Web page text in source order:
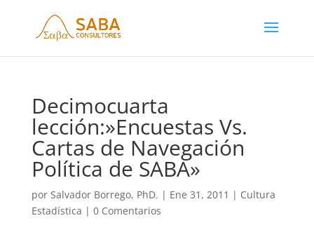
Decimocuarta
lección:»Encuestas Vs.
Cartas de Navegación
Política de SABA»
por Salvador Borrego, PhD. | Ene 31, 2011 | Cultura
Estadística | 0 Comentarios